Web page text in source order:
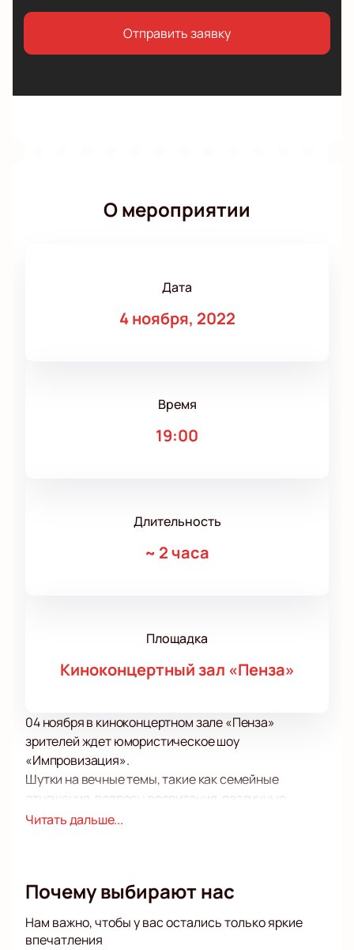
Отправить заявку
О мероприятии
Дата
4 ноября, 2022
Время
19:00
Длительность
~ 2 часа
Площадка
Киноконцертный зал «Пенза»
04 ноября в киноконцертном зале «Пенза»
зрителей ждет юмористическое шоу
«Импровизация».
Шутки на вечные темы, такие как семейные
отношения, вопросы воспитания, различные
ситуации, которые случаются с нами на дороге, в
Шутки на самые актуальные и волнующие темы,
старыми и хорошо знакомыми героями и
Читать дальше...
Почему выбирают нас
Нам важно, чтобы у вас остались только яркие
впечатления